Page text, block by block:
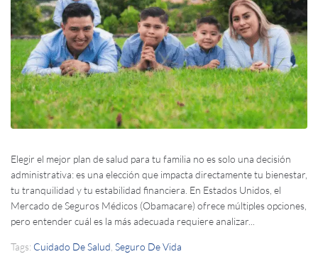
Elegir el mejor plan de salud para tu familia no es solo una decisión
administrativa: es una elección que impacta directamente tu bienestar,
tu tranquilidad y tu estabilidad financiera. En Estados Unidos, el
Mercado de Seguros Médicos (Obamacare) ofrece múltiples opciones,
pero entender cuál es la más adecuada requiere analizar...
Tags: Cuidado De Salud Seguro De Vida